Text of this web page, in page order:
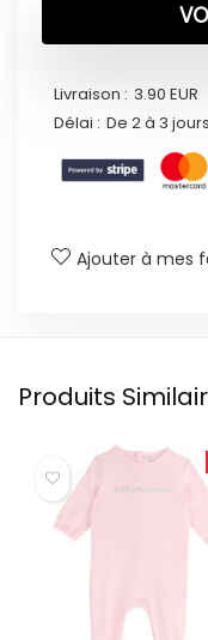
Livraison : 3.90 EUR
Délai : De 2 à 3 jours
Ajouter à mes
Produits